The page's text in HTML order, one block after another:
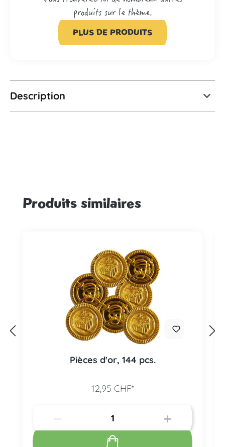
produits sur le thème.
PLUS DE PRODUITS
Description
Ignorer la galerie de produits
Produits similaires
Pièces d'or, 144 pcs.
12,95 CHF*